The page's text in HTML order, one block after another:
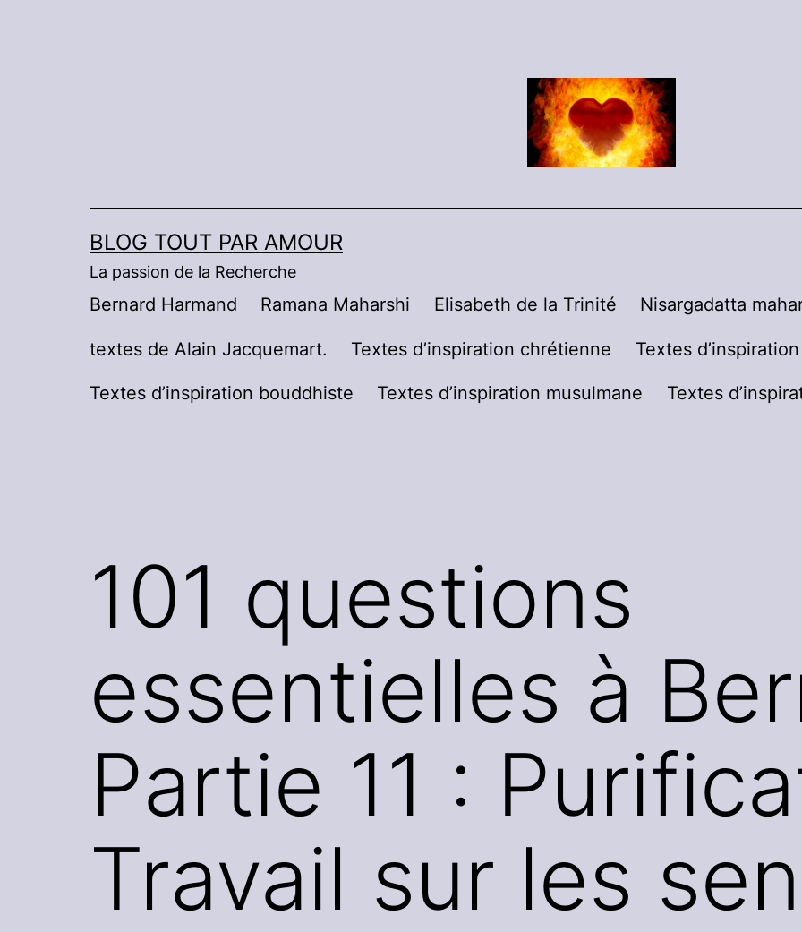
BLOG TOUT PAR AMOUR
La passion de la Recherche
Bernard Harmand Ramana Maharshi Elisabeth de la Trinité Nisargadatta
textes de Alain Jacquemart. Textes d’inspiration chrétienne Textes
Textes d’inspiration bouddhiste Textes d’inspiration musulmane Textes
101 questions
essentielles à
Partie 11 :
Travail sur les